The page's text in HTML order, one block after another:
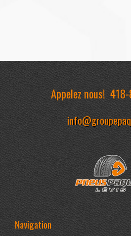
Appelez nous!
Navigation